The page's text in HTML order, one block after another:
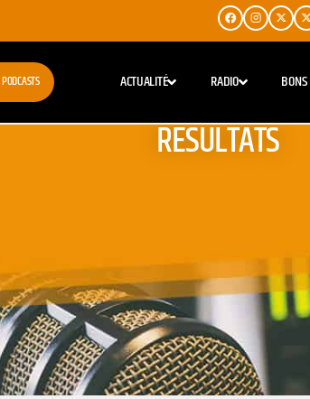
PODCASTS ACTUALITÉ RADIO
RESULTATS